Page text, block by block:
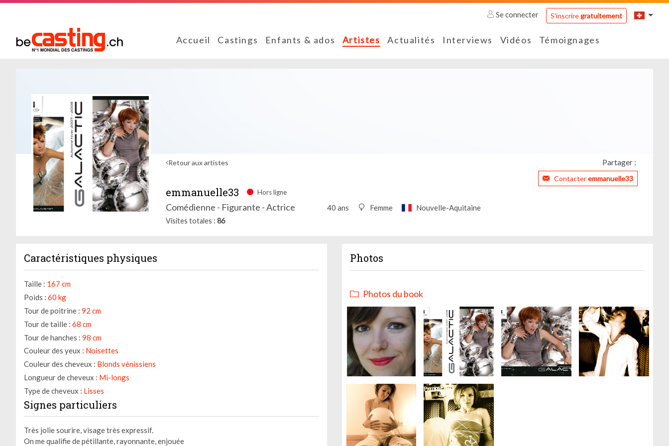
Se connecter S'inscriregratuitement
Accueil Castings Enfants & ados Artistes Actualités Interviews Vidéos Témoignages
Retour aux artistes Partager :
Contacteremmanuelle33
emmanuelle33 Hors ligne
Comédienne - Figurante - Actrice 40 ans Femme Nouvelle-Aquitaine
Visites totales 86
Caractéristiques physiques
Taille : 167 cm
Poids : 60 kg
Tour de poitrine : 92 cm
Tour de taille : 68 cm
Tour de hanches : 98 cm
Couleur des yeux : Noisettes
Couleur des cheveux : Blonds vénissiens
Longueur de cheveux : Mi-longs
Type de cheveux : Lisses
Signes particuliers
Très jolie sourire, visage très expressif.
On me qualifie de pétillante, rayonnante, enjouée
Photos
Photos du book